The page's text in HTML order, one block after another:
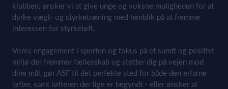
klubben, ønsker vi at give unge og voksne muligheden for at
dyrke vægt- og styrketræning med henblik på at fremme
interessen for styrkeløft.
Vores engagement i sporten og fokus på et sundt og positivt
miljø der fremmer fællesskab og støtter dig på vejen mod
dine mål, gør ASF til det perfekte sted for både den erfarne
løfter, samt løfteren der lige er begyndt - eller ønsker at